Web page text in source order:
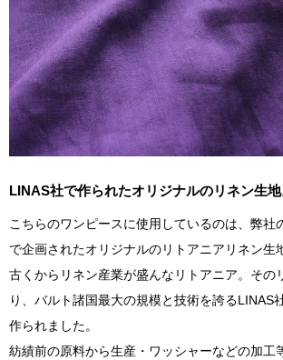
LINAS社で作られたオリジナルのリネン生地
こちらのワンピースに使用しているのは、弊社
で企画されたオリジナルのリトアニアリネン生
古くからリネン産業が盛んなリトアニア。その
り、バルト諸国最大の規模と技術を誇るLINAS
作られました。
紡績前の原料から生産・ワッシャーなどの加工